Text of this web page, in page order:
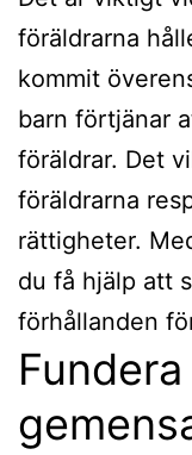
föräldrarna
kommit
barn förtjänar
föräldrar. Det
föräldrarna
rättigheter.
du få hjälp att
förhållanden